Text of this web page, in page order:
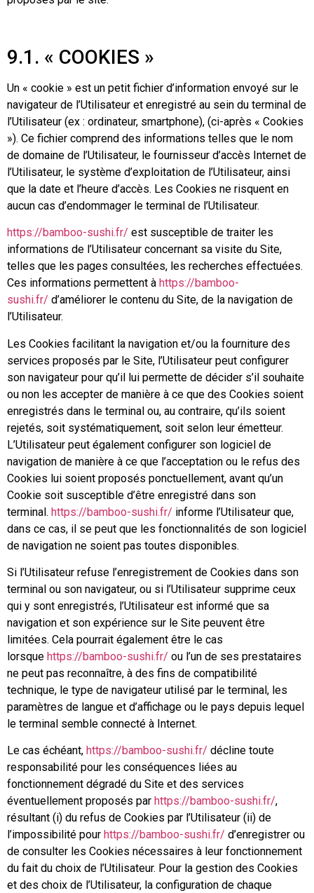
9.1. « COOKIES »
Un « cookie » est un petit fichier d’information envoyé sur le
navigateur de l’Utilisateur et enregistré au sein du terminal de
l’Utilisateur (ex : ordinateur, smartphone), (ci-après « Cookies
»). Ce fichier comprend des informations telles que le nom
de domaine de l’Utilisateur, le fournisseur d’accès Internet de
l’Utilisateur, le système d’exploitation de l’Utilisateur, ainsi
que la date et l’heure d’accès. Les Cookies ne risquent en
aucun cas d’endommager le terminal de l’Utilisateur.
https://bamboo-sushi.fr/ est susceptible de traiter les
informations de l’Utilisateur concernant sa visite du Site,
telles que les pages consultées, les recherches effectuées.
Ces informations permettent à https://bamboo-
sushi.fr/ d’améliorer le contenu du Site, de la navigation de
l’Utilisateur.
Les Cookies facilitant la navigation et/ou la fourniture des
services proposés par le Site, l’Utilisateur peut configurer
son navigateur pour qu’il lui permette de décider s’il souhaite
ou non les accepter de manière à ce que des Cookies soient
enregistrés dans le terminal ou, au contraire, qu’ils soient
rejetés, soit systématiquement, soit selon leur émetteur.
L’Utilisateur peut également configurer son logiciel de
navigation de manière à ce que l’acceptation ou le refus des
Cookies lui soient proposés ponctuellement, avant qu’un
Cookie soit susceptible d’être enregistré dans son
terminal. https://bamboo-sushi.fr/ informe l’Utilisateur que,
dans ce cas, il se peut que les fonctionnalités de son logiciel
de navigation ne soient pas toutes disponibles.
Si l’Utilisateur refuse l’enregistrement de Cookies dans son
terminal ou son navigateur, ou si l’Utilisateur supprime ceux
qui y sont enregistrés, l’Utilisateur est informé que sa
navigation et son expérience sur le Site peuvent être
limitées. Cela pourrait également être le cas
lorsque https://bamboo-sushi.fr/ ou l’un de ses prestataires
ne peut pas reconnaître, à des fins de compatibilité
technique, le type de navigateur utilisé par le terminal, les
paramètres de langue et d’affichage ou le pays depuis lequel
le terminal semble connecté à Internet.
Le cas échéant, https://bamboo-sushi.fr/ décline toute
responsabilité pour les conséquences liées au
fonctionnement dégradé du Site et des services
éventuellement proposés par https://bamboo-sushi.fr/,
résultant (i) du refus de Cookies par l’Utilisateur (ii) de
l’impossibilité pour https://bamboo-sushi.fr/ d’enregistrer ou
de consulter les Cookies nécessaires à leur fonctionnement
du fait du choix de l’Utilisateur. Pour la gestion des Cookies
et des choix de l’Utilisateur, la configuration de chaque